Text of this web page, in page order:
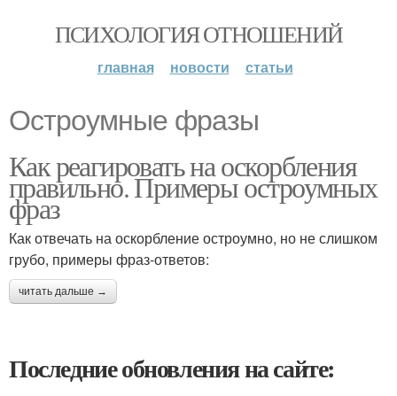
ПСИХОЛОГИЯ ОТНОШЕНИЙ
главная новости статьи
Остроумные фразы
Как реагировать на оскорбления
правильно. Примеры остроумных
фраз
Как отвечать на оскорбление остроумно, но не слишком
грубо, примеры фраз-ответов:
читать дальше →
Последние обновления на сайте: